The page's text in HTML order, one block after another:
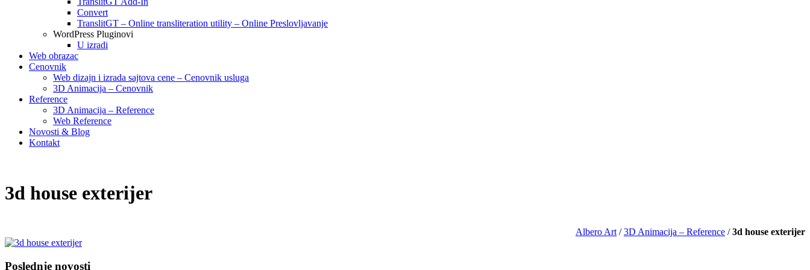
Convert
TranslitGT – Online transliteration utility – Online Preslovljavanje
WordPress Pluginovi
U izradi
Web obrazac
Cenovnik
Web dizajn i izrada sajtova cene – Cenovnik usluga
3D Animacija – Cenovnik
Reference
3D Animacija – Reference
Web Reference
Novosti & Blog
Kontakt
3d house exterijer
Albero Art /3D Animacija – Reference /3d house exterijer
Poslednje novosti